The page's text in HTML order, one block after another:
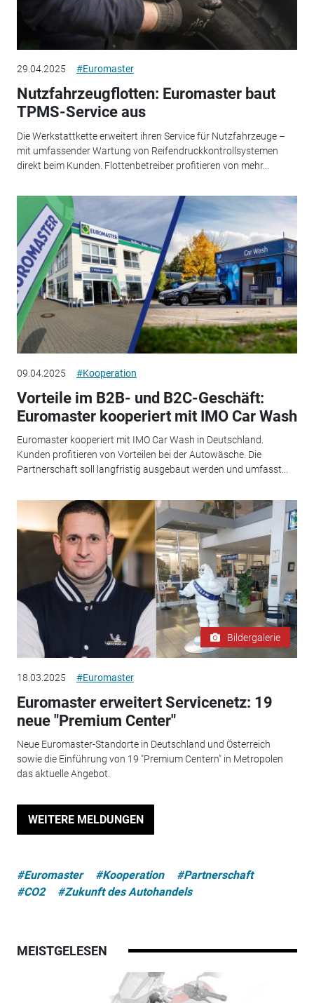
29.04.2025 #Euromaster
Nutzfahrzeugflotten: Euromaster baut
TPMS-Service aus
Die Werkstattkette erweitert ihren Service für Nutzfahrzeuge –
mit umfassender Wartung von Reifendruckkontrollsystemen
direkt beim Kunden. Flottenbetreiber profitieren von mehr...
09.04.2025 #Kooperation
Vorteile im B2B- und B2C-Geschäft:
Euromaster kooperiert mit IMO Car Wash
Euromaster kooperiert mit IMO Car Wash in Deutschland.
Kunden profitieren von Vorteilen bei der Autowäsche. Die
Partnerschaft soll langfristig ausgebaut werden und umfasst...
Bildergalerie
18.03.2025 #Euromaster
Euromaster erweitert Servicenetz: 19
neue "Premium Center"
Neue Euromaster-Standorte in Deutschland und Österreich
sowie die Einführung von 19 "Premium Centern" in Metropolen
das aktuelle Angebot.
WEITERE MELDUNGEN
#Euromaster #Kooperation
#Partnerschaft
#CO2
#Zukunft des Autohandels
MEISTGELESEN